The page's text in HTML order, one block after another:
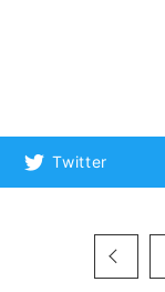
Twitter